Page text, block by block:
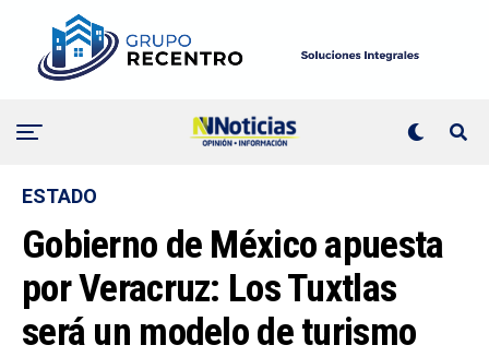
ESTADO
Gobierno de México apuesta
por Veracruz: Los Tuxtlas
será un modelo de turismo